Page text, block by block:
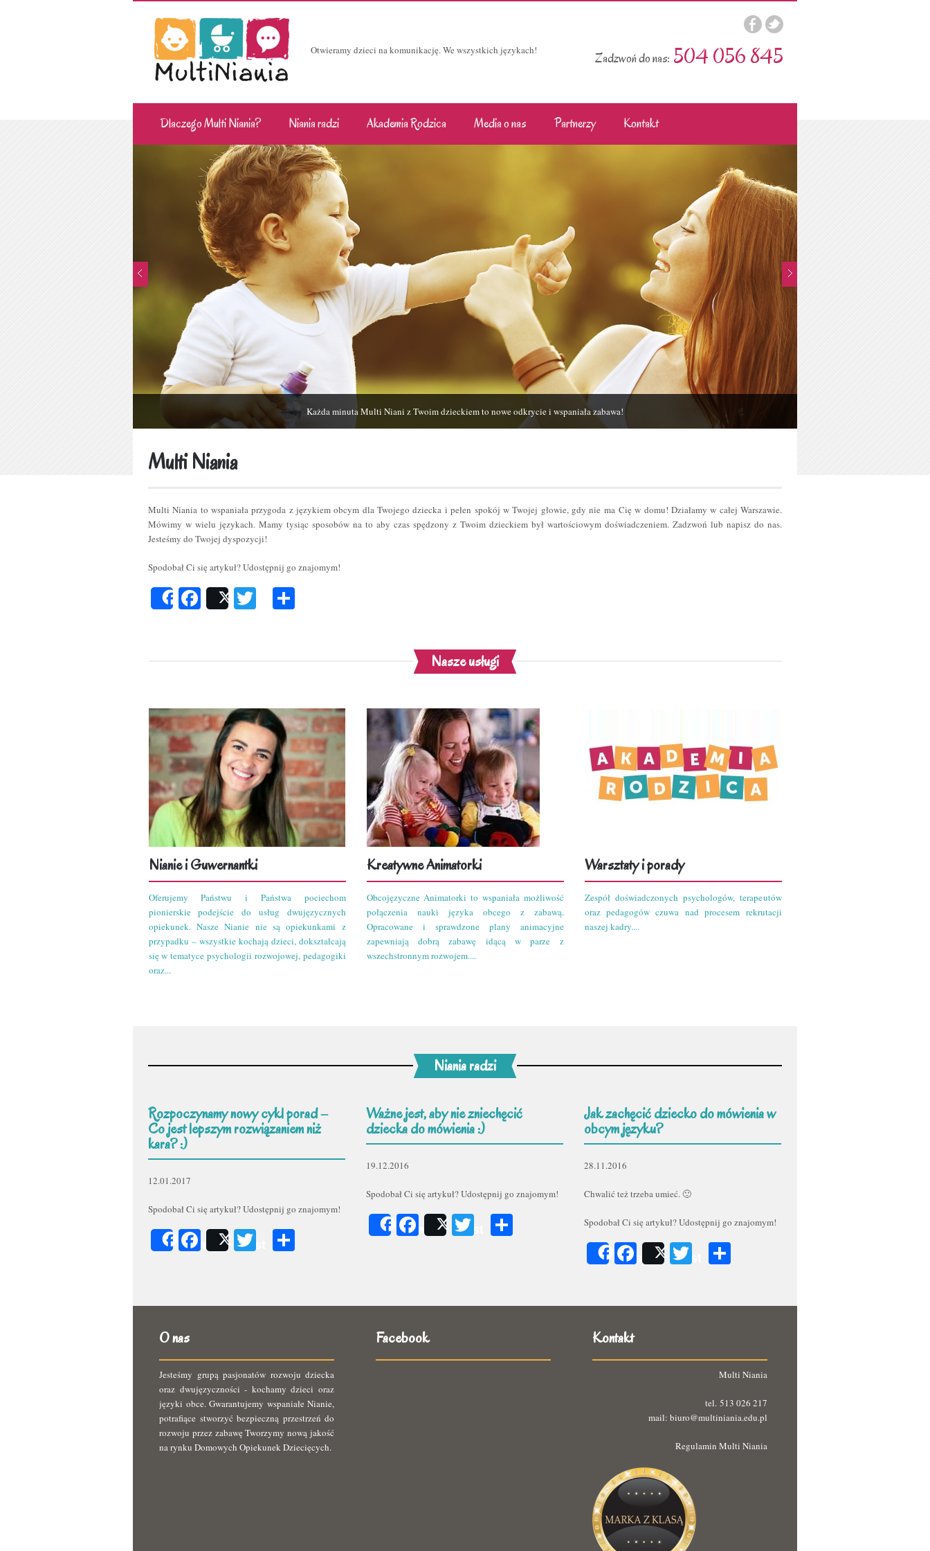
Otwieramy dzieci na komunikację. We wszystkich językach! 504 056 845
Zadzwoń do nas:
Dlaczego Multi Niania? Niania radzi Akademia Rodzica Media o nas Partnerzy Kontakt
Każda minuta Multi Niani z Twoim dzieckiem to nowe odkrycie i wspaniała zabawa!
Multi Niania
Multi Niania to wspaniała przygoda z językiem obcym dla Twojego dziecka i pełen spokój w Twojej głowie, gdy nie ma Cię w domu! Działamy w całej Warszawie.
Mówimy w wielu językach. Mamy tysiąc sposobów na to aby czas spędzony z Twoim dzieckiem był wartościowym doświadczeniem. Zadzwoń lub napisz do nas.
Jesteśmy do Twojej dyspozycji!
Spodobał Ci się artykuł? Udostępnij go znajomym!
ShareFacebook
Post Twitter
Nasze usługi
Nianie i Guwernantki
Oferujemy Państwu i Państwa pociechom
pionierskie podejście do usług dwujęzycznych
opiekunek. Nasze Nianie nie są opiekunkami z
przypadku – wszystkie kochają dzieci, dokształcają
się w tematyce psychologii rozwojowej, pedagogiki
oraz...
Kreatywne Animatorki
Obcojęzyczne Animatorki to wspaniała możliwość
połączenia nauki języka obcego z zabawą.
Opracowane i sprawdzone plany animacyjne
zapewniają dobrą zabawę idącą w parze z
wszechstronnym rozwojem....
Warsztaty i porady
Zespół doświadczonych psychologów, terapeutów
oraz pedagogów czuwa nad procesem rekrutacji
naszej kadry....
Niania radzi
Rozpoczynamy nowy cykl porad –
Co jest lepszym rozwiązaniem niż
kara? :)
12.01.2017
Spodobał Ci się artykuł? Udostępnij go znajomym!
ShareFacebook
Post Twitter
Ważne jest, aby nie zniechęcić
dziecka do mówienia :)
19.12.2016
Spodobał Ci się artykuł? Udostępnij go znajomym!
ShareFacebook
Post Twitter
Jak zachęcić dziecko do mówienia w
obcym języku?
28.11.2016
Chwalić też trzeba umieć. 🙂
Spodobał Ci się artykuł? Udostępnij go znajomym!
ShareFacebook
Post Twitter
O nas
Jesteśmy grupą pasjonatów rozwoju dziecka
oraz dwujęzyczności - kochamy dzieci oraz
języki obce. Gwarantujemy wspaniałe Nianie,
potrafiące stworzyć bezpieczną przestrzeń do
rozwoju przez zabawę Tworzymy nową jakość
na rynku Domowych Opiekunek Dziecięcych.
Facebook Kontakt
Multi Niania
tel. 513 026 217
mail: biuro@multiniania.edu.pl
Regulamin Multi Niania